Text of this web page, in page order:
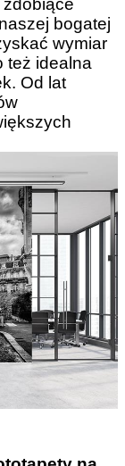
zdobiące
bogatej
wymiar
też idealna
Od lat